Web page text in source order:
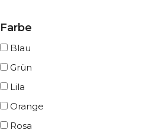
Farbe
Blau
Grün
Lila
Orange
Rosa